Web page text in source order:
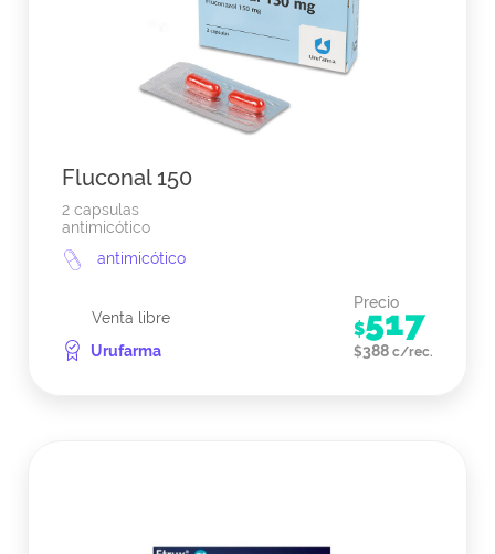
Fluconal 150
2 capsulas
antimicótico
antimicótico
Venta libre
Urufarma
Precio
$517
$388 c/rec.